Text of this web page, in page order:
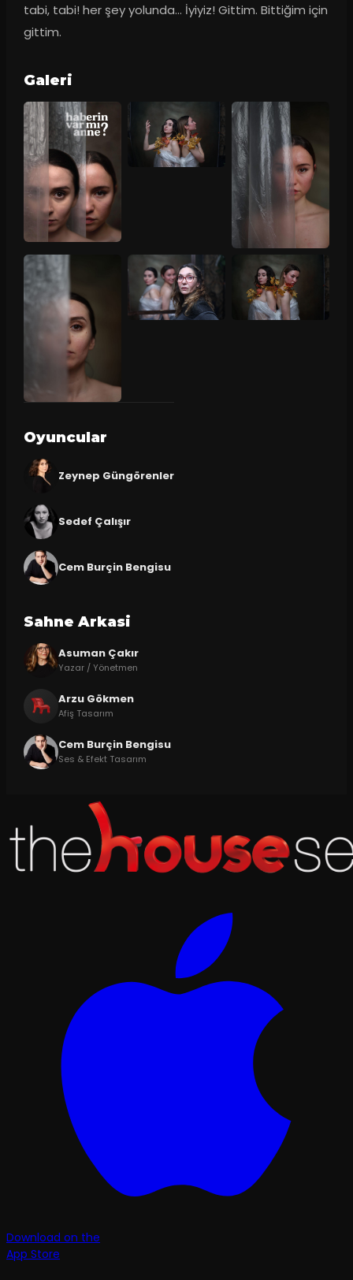
tabi, tabi! her şey yolunda... İyiyiz! Gittim. Bittiğim için
gittim.
Galeri
Oyuncular
Zeynep Güngörenler
Sedef Çalışır
Cem Burçin Bengisu
Sahne Arkasi
Asuman Çakır
Yazar / Yönetmen
Arzu Gökmen
Afiş Tasarım
Cem Burçin Bengisu
Ses & Efekt Tasarım
Download on the
App Store